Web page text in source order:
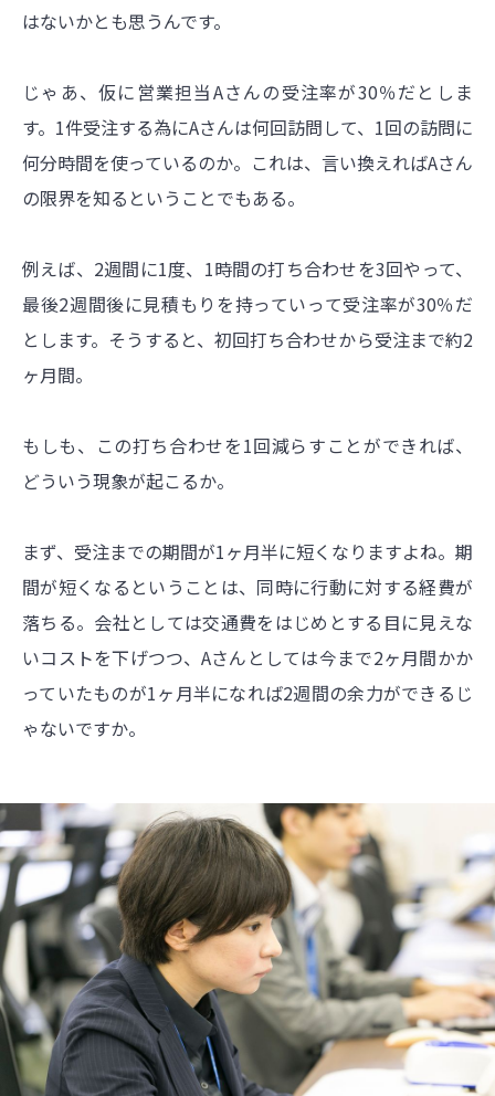
はないかとも思うんです。
じゃあ、仮に営業担当Aさんの受注率が30％だとしま
す。1件受注する為にAさんは何回訪問して、1回の訪問に
何分時間を使っているのか。これは、言い換えればAさん
の限界を知るということでもある。
例えば、2週間に1度、1時間の打ち合わせを3回やって、
最後2週間後に見積もりを持っていって受注率が30％だ
とします。そうすると、初回打ち合わせから受注まで約2
ヶ月間。
もしも、この打ち合わせを1回減らすことができれば、
どういう現象が起こるか。
まず、受注までの期間が1ヶ月半に短くなりますよね。期
間が短くなるということは、同時に行動に対する経費が
落ちる。会社としては交通費をはじめとする目に見えな
いコストを下げつつ、Aさんとしては今まで2ヶ月間かか
っていたものが1ヶ月半になれば2週間の余力ができるじ
ゃないですか。